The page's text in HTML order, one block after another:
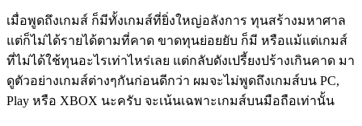
เมื่อพูดถึงเกมส์ ก็มีทั้งเกมส์ที่ยิ่งใหญ่อลังการ ทุนสร้างมหาศาล
แต่ก็ไม่ได้รายได้ตามที่คาด ขาดทุนย่อยยับ ก็มี หรือแม้แต่เกมส์
ที่ไม่ได้ใช้ทุนอะไรเท่าไหร่เลย แต่กลับดังเปรี้ยงปร้างเกินคาด มา
ดูตัวอย่างเกมส์ต่างๆกันก่อนดีกว่า ผมจะไม่พูดถึงเกมส์บน PC,
Play หรือ XBOX นะครับ จะเน้นเฉพาะเกมส์บนมือถือเท่านั้น